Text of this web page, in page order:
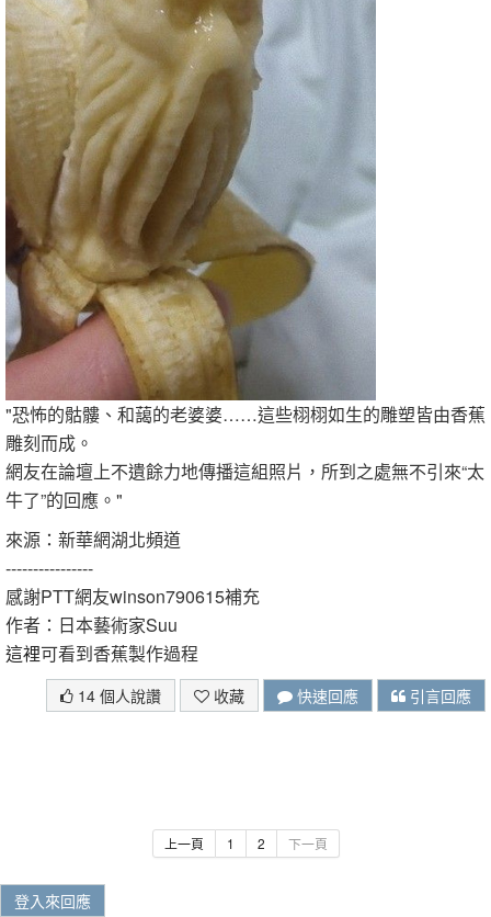
"恐怖的骷髏、和藹的老婆婆……這些栩栩如生的雕塑皆由香蕉
雕刻而成。
網友在論壇上不遺餘力地傳播這組照片，所到之處無不引來“太
牛了”的回應。"
來源：新華網湖北頻道
----------------
感謝PTT網友winson790615補充
作者：日本藝術家Suu
這裡可看到香蕉製作過程
14 個人說讚 收藏 快速回應 引言回應
上一頁 1 2 下一頁
登入來回應